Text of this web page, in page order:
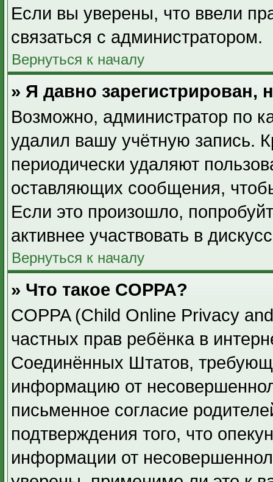
Если вы уверены, что ввели
связаться с администратором.
Вернуться к началу
» Я давно зарегистрирован,
Возможно, администратор по
удалил вашу учётную запись.
периодически удаляют
оставляющих сообщения,
Если это произошло,
активнее участвовать в
Вернуться к началу
» Что такое COPPA?
COPPA (Child Online Privacy
частных прав ребёнка в
Соединённых Штатов,
информацию от
письменное согласие
подтверждения того, что
информации от